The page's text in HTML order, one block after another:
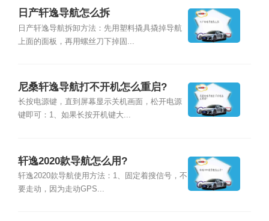
日产轩逸导航怎么拆
日产轩逸导航拆卸方法：先用塑料撬具撬掉导航
上面的面板，再用螺丝刀下掉固...
尼桑轩逸导航打不开机怎么重启?
长按电源键，直到屏幕显示关机画面，松开电源
键即可：1、如果长按开机键大...
轩逸2020款导航怎么用?
轩逸2020款导航使用方法：1、固定着搜信号，不
要走动，因为走动GPS...